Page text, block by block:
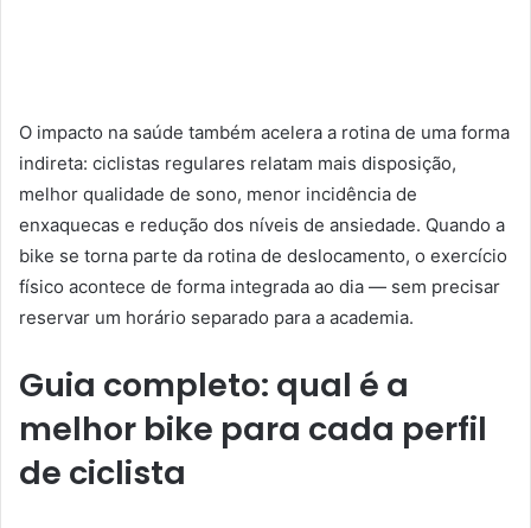
O impacto na saúde também acelera a rotina de uma forma
indireta: ciclistas regulares relatam mais disposição,
melhor qualidade de sono, menor incidência de
enxaquecas e redução dos níveis de ansiedade. Quando a
bike se torna parte da rotina de deslocamento, o exercício
físico acontece de forma integrada ao dia — sem precisar
reservar um horário separado para a academia.
Guia completo: qual é a
melhor bike para cada perfil
de ciclista